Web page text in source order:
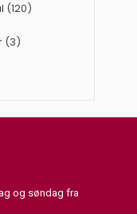
(120)
(3)
og søndag fra